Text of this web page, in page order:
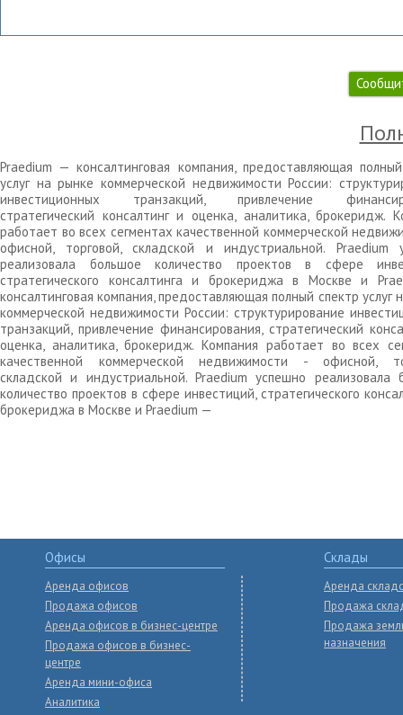
Praedium — консалтинговая компания, предоставляющая
услуг на рынке коммерческой недвижимости России:
инвестиционных транзакций, привлечение
стратегический консалтинг и оценка, аналитика, брокеридж.
работает во всех сегментах качественной коммерческой
офисной, торговой, складской и индустриальной. Praedium
реализовала большое количество проектов в сфере
стратегического консалтинга и брокериджа в Москве и
консалтинговая компания, предоставляющая полный спектр услуг
коммерческой недвижимости России: структурирование
транзакций, привлечение финансирования, стратегический
оценка, аналитика, брокеридж. Компания работает во всех
качественной коммерческой недвижимости - офисной,
складской и индустриальной. Praedium успешно реализовала
количество проектов в сфере инвестиций, стратегического
брокериджа в Москве и Praedium —
Офисы
Аренда офисов
Продажа офисов
Аренда офисов в бизнес-центре
Продажа офисов в бизнес-
центре
Аренда мини-офиса
Аналитика
Склады
Аренда
Продажа
Продажа
назначения